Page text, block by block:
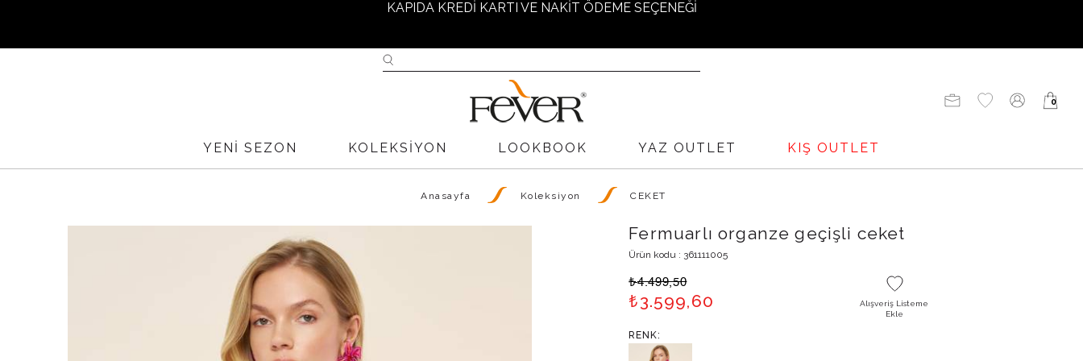
İNCELEYİNİZ.
YURTİÇİ KARGO İADE KODUMUZ YOKTUR FİRMA ÜNVANIMIZ İLE İADENİZİ
TESLİM EDİNİZ
W H O L E - S A L E --> 0 531 262 76 16
1000 TL VE ÜZERİ ALIŞVERİŞLERİNİZDE ÜCRETSİZ KARGO
0
YENİ SEZON KOLEKSIYON LOOKBOOK YAZ OUTLET KIŞ OUTLET
Anasayfa Koleksiyon CEKET
Fermuarlı organze geçişli ceket
Ürün kodu : 361111005
₺4.499,50
₺3.599,60
Alışveriş Listeme
Ekle
RENK: